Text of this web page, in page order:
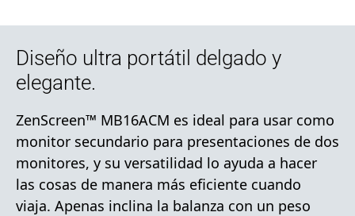
Diseño ultra portátil delgado y
elegante.
ZenScreen™ MB16ACM es ideal para usar como
monitor secundario para presentaciones de dos
monitores, y su versatilidad lo ayuda a hacer
las cosas de manera más eficiente cuando
viaja. Apenas inclina la balanza con un peso